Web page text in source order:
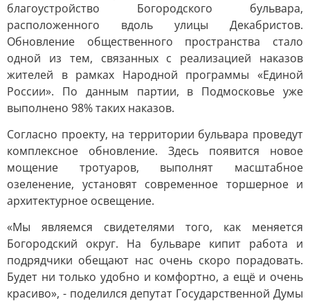
благоустройство Богородского бульвара,
расположенного вдоль улицы Декабристов.
Обновление общественного пространства стало
одной из тем, связанных с реализацией наказов
жителей в рамках Народной программы «Единой
России». По данным партии, в Подмосковье уже
выполнено 98% таких наказов.
Согласно проекту, на территории бульвара проведут
комплексное обновление. Здесь появится новое
мощение тротуаров, выполнят масштабное
озеленение, установят современное торшерное и
архитектурное освещение.
«Мы являемся свидетелями того, как меняется
Богородский округ. На бульваре кипит работа и
подрядчики обещают нас очень скоро порадовать.
Будет ни только удобно и комфортно, а ещё и очень
красиво», - поделился депутат Государственной Думы